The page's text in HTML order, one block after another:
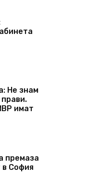
Не знам
имат
премаза
в София